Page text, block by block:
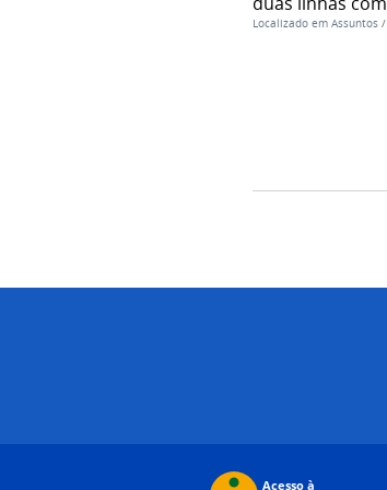
Localizado em Assuntos /